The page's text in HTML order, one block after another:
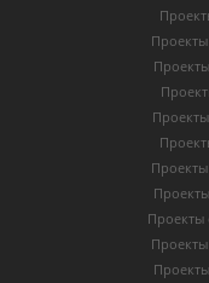
Проекты